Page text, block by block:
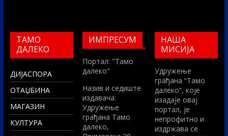
ТАМО
ДАЛЕКО
ДИЈАСПОРА
ОТАЏБИНА
МАГАЗИН
КУЛТУРА
ИМПРЕСУМ
Портал: "Тамо
далеко"
Назив и седиште
издавача:
Удружење
грађана Тамо
далеко,
НАША
МИСИЈА
Удружење
грађана “Тамо
далеко”, које
изадаје овај
портал, је
непрофитно и
издржава се